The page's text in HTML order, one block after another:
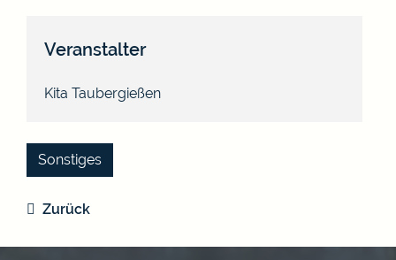
Veranstalter
Kita Taubergießen
Sonstiges
Zurück